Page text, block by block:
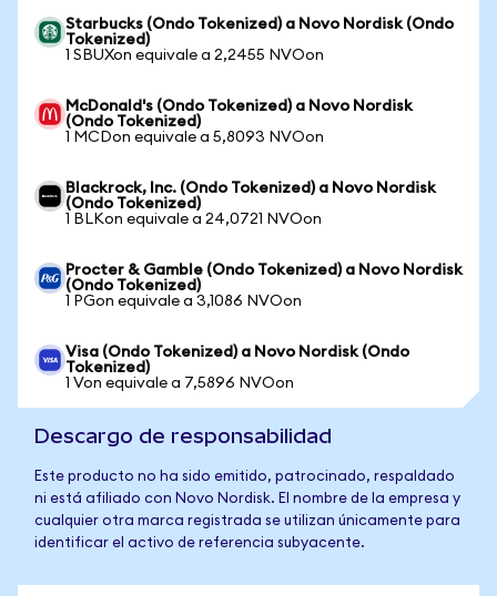
Starbucks (Ondo Tokenized) a Novo Nordisk (Ondo
Tokenized)
1 SBUXon equivale a 2,2455 NVOon
McDonald's (Ondo Tokenized) a Novo Nordisk
(Ondo Tokenized)
1 MCDon equivale a 5,8093 NVOon
Blackrock, Inc. (Ondo Tokenized) a Novo Nordisk
(Ondo Tokenized)
1 BLKon equivale a 24,0721 NVOon
Procter & Gamble (Ondo Tokenized) a Novo Nordisk
(Ondo Tokenized)
1 PGon equivale a 3,1086 NVOon
Visa (Ondo Tokenized) a Novo Nordisk (Ondo
Tokenized)
1 Von equivale a 7,5896 NVOon
Descargo de responsabilidad
Este producto no ha sido emitido, patrocinado, respaldado
ni está afiliado con Novo Nordisk. El nombre de la empresa y
cualquier otra marca registrada se utilizan únicamente para
identificar el activo de referencia subyacente.